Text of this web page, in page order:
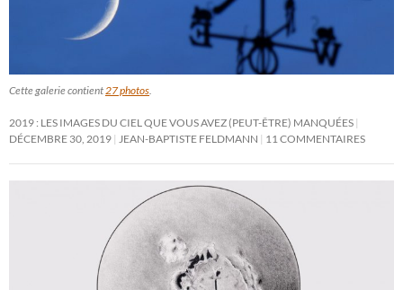
Cette galerie contient27 photos.
2019 : LES IMAGES DU CIEL QUE VOUS AVEZ (PEUT-ÊTRE) MANQUÉES
DÉCEMBRE 30, 2019 JEAN-BAPTISTE FELDMANN 11 COMMENTAIRES